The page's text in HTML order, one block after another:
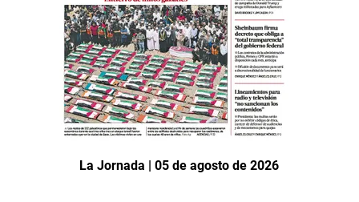
La Jornada | 05 de agosto de 2026